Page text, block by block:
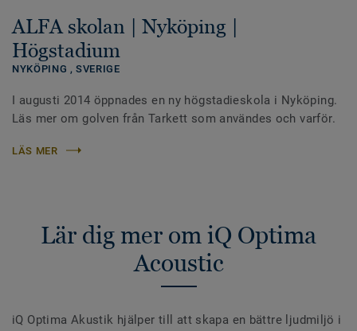
ALFA skolan | Nyköping |
Högstadium
NYKÖPING ,SVERIGE
I augusti 2014 öppnades en ny högstadieskola i Nyköping.
Läs mer om golven från Tarkett som användes och varför.
LÄS MER
Lär dig mer om iQ Optima
Acoustic
iQ Optima Akustik hjälper till att skapa en bättre ljudmiljö i